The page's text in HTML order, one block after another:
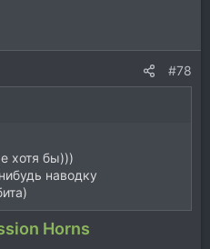
#78
хотя бы)))
наводку
Horns